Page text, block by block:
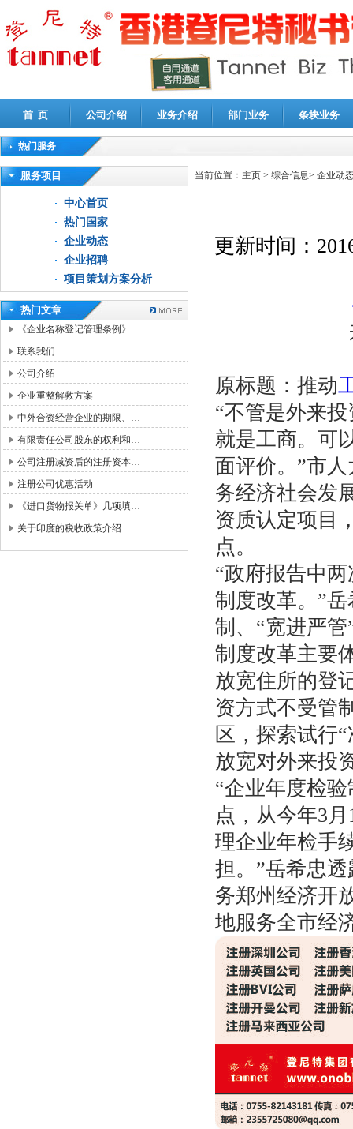
首 页 公司介绍 业务介绍 部门业务 条块业务
热门服务
高新技术企业认定审计|企业所得税汇算清缴申报鉴证
服务项目
中心首页
热门国家
企业动态
企业招聘
项目策划方案分析
热门文章
《企业名称登记管理条例》…
联系我们
公司介绍
企业重整解救方案
中外合资经营企业的期限、…
有限责任公司股东的权利和…
公司注册减资后的注册资本…
注册公司优惠活动
《进口货物报关单》几项填…
关于印度的税收政策介绍
当前位置： 主页 > 综合信息> 企业动
更新时间：
原标题：推动
“不管是外来
就是工商。可
面评价。”市
务经济社会发
资质认定项目
点。
“政府报告中
制度改革。”
制、“宽进严
制度改革主要
放宽住所的登
资方式不受管
区，探索试行
放宽对外来投
“企业年度检
点，从今年3
理企业年检手
担。”岳希忠
务郑州经济开
地服务全市经